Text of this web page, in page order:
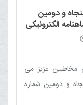
تحلیلی بلیغ
شد
و دومین
الکترونیکی
بلیغ
مخاطبین عزیز می
و دومین شماره